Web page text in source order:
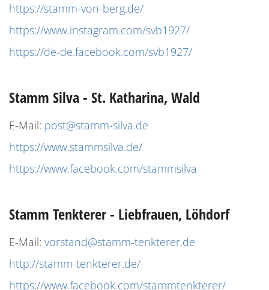
https://stamm-von-berg.de/
https://www.instagram.com/svb1927/
https://de-de.facebook.com/svb1927/
Stamm Silva - St. Katharina, Wald
E-Mail: post@stamm-silva.de
https://www.stammsilva.de/
https://www.facebook.com/stammsilva
Stamm Tenkterer - Liebfrauen, Löhdorf
E-Mail: vorstand@stamm-tenkterer.de
http://stamm-tenkterer.de/
https://www.facebook.com/stammtenkterer/